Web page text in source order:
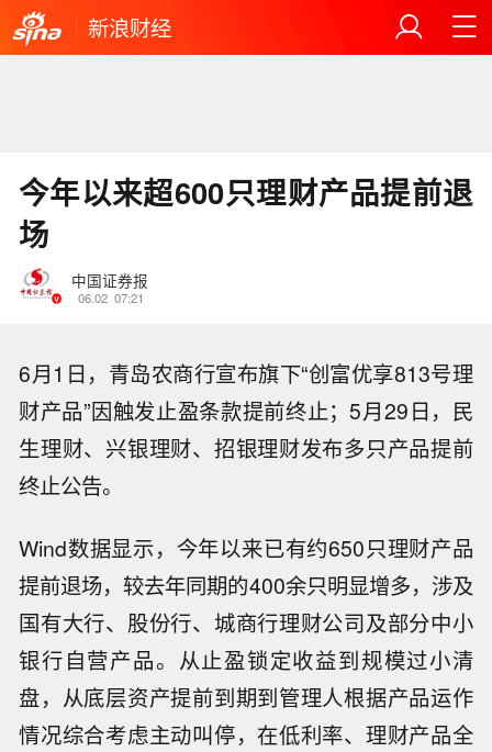
新浪财经
今年以来超600只理财产品提前退
场
中国证券报
06.02 07:21
6月1日，青岛农商行宣布旗下“创富优享813号理
财产品”因触发止盈条款提前终止；5月29日，民
生理财、兴银理财、招银理财发布多只产品提前
终止公告。
Wind数据显示，今年以来已有约650只理财产品
提前退场，较去年同期的400余只明显增多，涉及
国有大行、股份行、城商行理财公司及部分中小
银行自营产品。从止盈锁定收益到规模过小清
盘，从底层资产提前到期到管理人根据产品运作
情况综合考虑主动叫停，在低利率、理财产品全